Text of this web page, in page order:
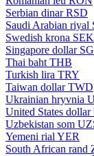
Serbian dinar RSD
Saudi Arabian riyal
Swedish krona SEK
Singapore dollar
Thai baht THB
Turkish lira TRY
Taiwan dollar TWD
Ukrainian hryvnia
United States dollar
Uzbekistan som
Yemeni rial YER
South African rand